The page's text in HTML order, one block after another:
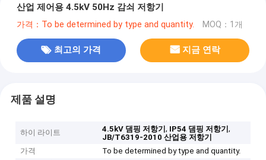
산업 제어용 4.5kV 50Hz 감쇠 저항기
가격：To be determined by type and quantity. MOQ：1개
최고의 가격 지금 연락
제품 설명
하이 라이트 4.5kV 댐핑 저항기, IP54 댐핑 저항기,
JB/T6319-2010 산업용 저항기
가격
To be determined by type and quantity.